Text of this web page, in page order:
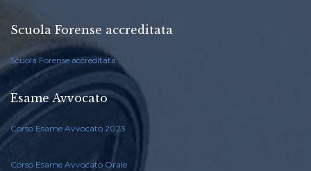
Scuola Forense accreditata
Scuola Forense accreditata
Esame Avvocato
Corso Esame Avvocato 2023
Corso Esame Avvocato Orale